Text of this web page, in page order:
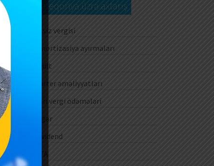
Kateqoriya üzrə axtarış
Aksiz vergisi
Amortizasiya ayırmaları
Audit
Barter əməliyyatları
Cari vergi ödəmələri
Digər
Dividend